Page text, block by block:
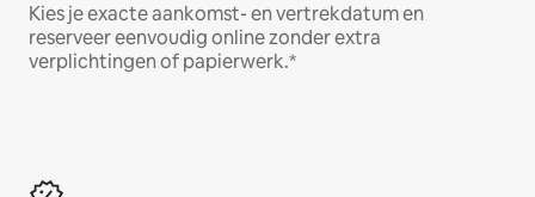
Kies je exacte aankomst- en vertrekdatum en
reserveer eenvoudig online zonder extra
verplichtingen of papierwerk.*